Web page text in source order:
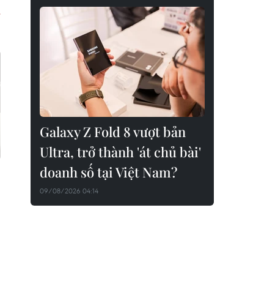
Galaxy Z Fold 8 vượt bản
Ultra, trở thành 'át chủ bài'
doanh số tại Việt Nam?
09/08/2026 04:14